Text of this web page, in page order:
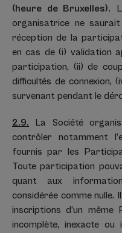
(heure de Bruxelles).
organisatrice ne
réception de la
en cas de (i) validation
participation, (ii) de
difficultés de connexion,
survenant pendant le
2.9. La Société
contrôler notamment
fournis par les
Toute participation
quant aux
considérée comme nulle.
inscriptions d’un
incomplète, inexacte ou